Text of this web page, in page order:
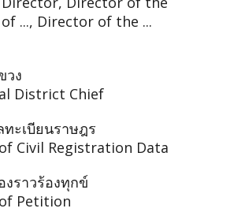
..., Director of the ...
วง
District Chief
ะเบียนราษฎร
Civil Registration Data
งราวร้องทุกข์
Petition